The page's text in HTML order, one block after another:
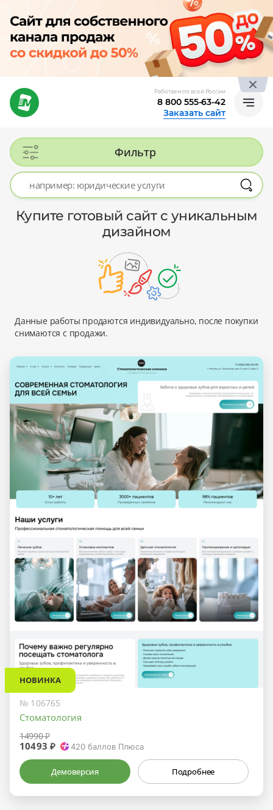
Работаем по всей России
8 800 555-63-42
Заказать сайт
Фильтр
Купите готовый сайт с уникальным
дизайном
Данные работы продаются индивидуально, после покупки
снимаются с продажи.
НОВИНКА
№ 106765
Стоматология
14990 ₽
10493 ₽ 420 баллов Плюса
Демоверсия Подробнее